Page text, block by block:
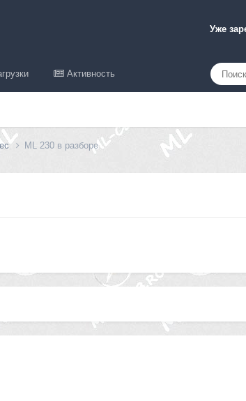
Уже
Активность
ML 230 в разборе